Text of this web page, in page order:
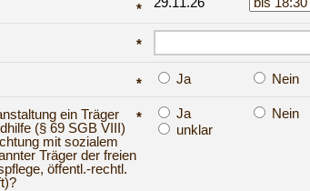
*
*
* Ja Nein
*
ein Träger
(§ 69 SGB VIII)
mit sozialem
Träger der freien
öffentl.-rechtl.
Ja
Nein
unklar